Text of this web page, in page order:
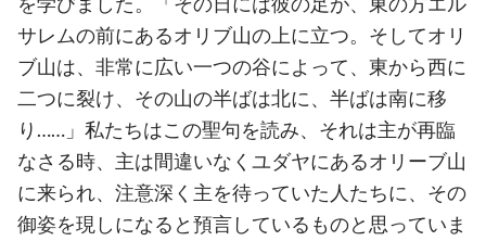
サレムの前にあるオリブ山の上に立つ。そしてオリ
ブ山は、非常に広い一つの谷によって、東から西に
二つに裂け、その山の半ばは北に、半ばは南に移
り……」私たちはこの聖句を読み、それは主が再臨
なさる時、主は間違いなくユダヤにあるオリーブ山
に来られ、注意深く主を待っていた人たちに、その
御姿を現しになると預言しているものと思っていま